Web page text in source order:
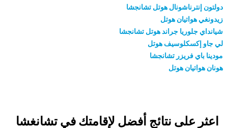
دولتون إنترناشونال هوتل تشانجشا
زيدونغي هواتيان هوتل
شيانداي جلوريا جراند هوتل تشانجشا
لي جاو إكسكلوسيف هوتل
مودينا باي فريزر تشانجشا
هونان هواتيان هوتل
اعثر على نتائج أفضل لإقامتك في تشانغشا